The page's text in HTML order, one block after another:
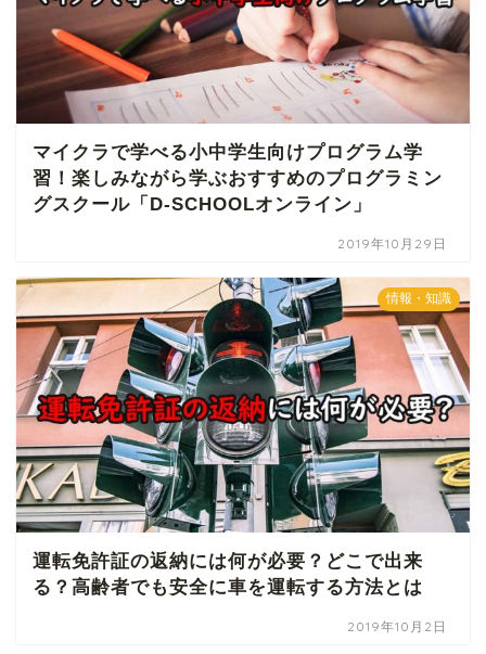
マイクラで学べる小中学生向けプログラム学
習！楽しみながら学ぶおすすめのプログラミン
グスクール「D-SCHOOLオンライン」
2019年10月29日
情報・知識
運転免許証の返納には何が必要？どこで出来
る？高齢者でも安全に車を運転する方法とは
2019年10月2日